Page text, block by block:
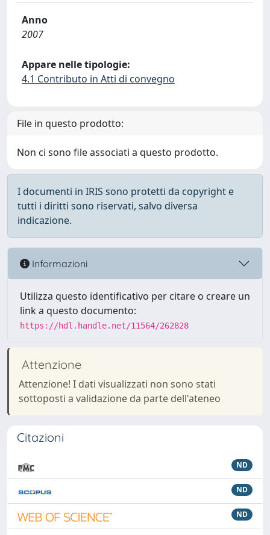
Anno
2007
Appare nelle tipologie:
4.1 Contributo in Atti di convegno
File in questo prodotto:
Non ci sono file associati a questo prodotto.
I documenti in IRIS sono protetti da copyright e
tutti i diritti sono riservati, salvo diversa
indicazione.
Informazioni
Utilizza questo identificativo per citare o creare un
link a questo documento:
https://hdl.handle.net/11564/262828
Attenzione
Attenzione! I dati visualizzati non sono stati
sottoposti a validazione da parte dell'ateneo
Citazioni
ND
ND
ND